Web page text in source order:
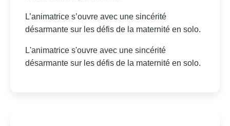
L’animatrice s’ouvre avec une sincérité
désarmante sur les défis de la maternité en solo.
L'animatrice s'ouvre avec une sincérité
désarmante sur les défis de la maternité en solo.